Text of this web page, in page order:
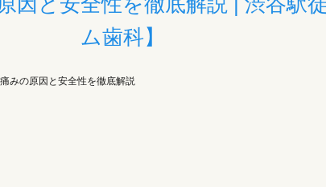
ム歯科】
みの原因と安全性を徹底解説